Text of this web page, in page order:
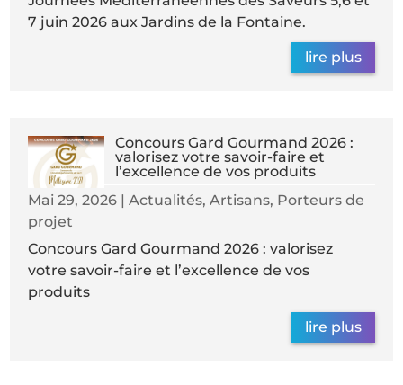
7 juin 2026 aux Jardins de la Fontaine.
lire plus
Concours Gard Gourmand 2026 :
valorisez votre savoir-faire et
l’excellence de vos produits
Mai 29, 2026 |Actualités,Artisans, Porteurs de
projet
Concours Gard Gourmand 2026 : valorisez
votre savoir-faire et l’excellence de vos
produits
lire plus